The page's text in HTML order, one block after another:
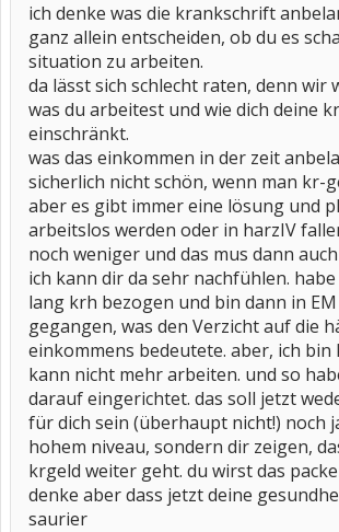
ich denke was die krankschrift
ganz allein entscheiden, ob du es
situation zu arbeiten.
da lässt sich schlecht raten, denn wir
was du arbeitest und wie dich deine
einschränkt.
was das einkommen in der zeit
sicherlich nicht schön, wenn man kr-
aber es gibt immer eine lösung und
arbeitslos werden oder in harzIV
noch weniger und das mus dann
ich kann dir da sehr nachfühlen.
lang krh bezogen und bin dann in
gegangen, was den Verzicht auf die
einkommens bedeutete. aber, ich bin
kann nicht mehr arbeiten. und so
darauf eingerichtet. das soll jetzt
für dich sein (überhaupt nicht!) noch
hohem niveau, sondern dir zeigen,
krgeld weiter geht. du wirst das
denke aber dass jetzt deine
saurier